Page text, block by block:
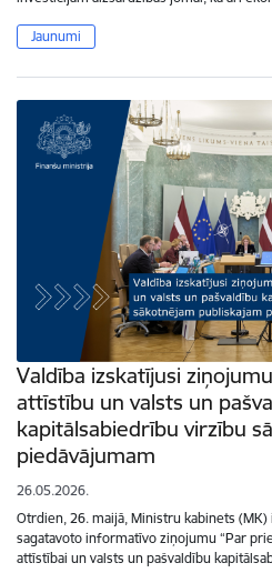
Jaunumi
Valdība izskatījusi
attīstību un valsts un
kapitālsabiedrību virzību
piedāvājumam
26.05.2026.
Otrdien, 26. maijā, Ministru kabinets
sagatavoto informatīvo ziņojumu “Par
attīstībai un valsts un pašvaldību